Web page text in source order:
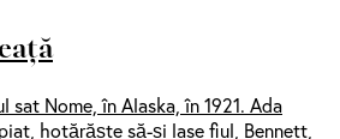
sat Nome, în Alaska, în 1921. Ada
hotărăște să-și lase fiul, Bennett,